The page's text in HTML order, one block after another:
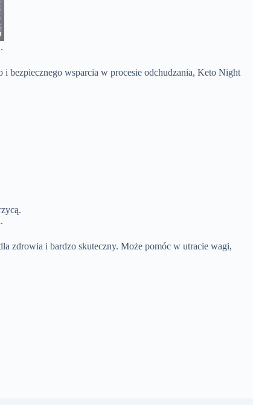
i bezpiecznego wsparcia w procesie odchudzania, Keto Night
zdrowia i bardzo skuteczny. Może pomóc w utracie wagi,